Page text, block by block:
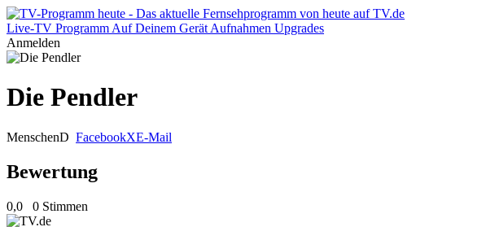
Live-TV Programm Auf Deinem Gerät Aufnahmen Upgrades
Anmelden
Die Pendler
MenschenD FacebookXE-Mail
Bewertung
0,0 0 Stimmen